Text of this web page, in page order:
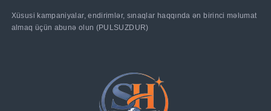
Xüsusi kampaniyalar, endirimlər, sınaqlar haqqında ən birinci məlumat
almaq üçün abunə olun (PULSUZDUR)